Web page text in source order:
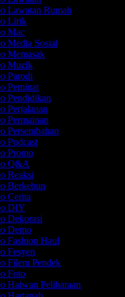
Lawatan Rumah
Lirik
Mac
Media Sosial
Memasak
Muzik
Parodi
Peminat
Pendidikan
Perjalanan
Permainan
Persembahan
Podcast
Promo
Q&A
Reaksi
Berkebun
Cerita
DIY
Dekorasi
Demo
Fashion Haul
Fesyen
Filem Pendek
Foto
Haiwan Peliharaan